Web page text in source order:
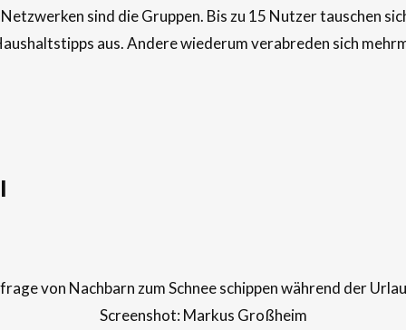
sind die Gruppen. Bis zu 15 Nutzer tauschen
aus. Andere wiederum verabreden sich
von Nachbarn zum Schnee schippen während der
Screenshot: Markus Großheim